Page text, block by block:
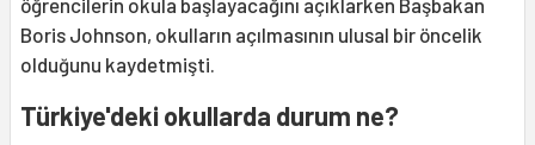
öğrencilerin okula başlayacağını açıklarken Başbakan
Boris Johnson, okulların açılmasının ulusal bir öncelik
olduğunu kaydetmişti.
Türkiye'deki okullarda durum ne?